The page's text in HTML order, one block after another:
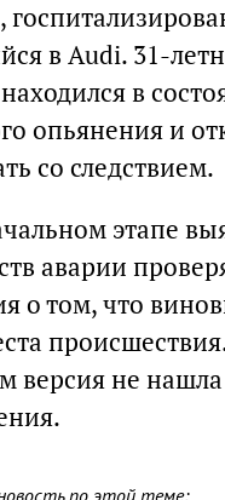
в Audi. 31-
в
опьянения и
со следствием.
этапе
аварии
о том, что
версия не нашла
по этой теме: